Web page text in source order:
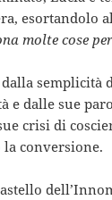
esortandolo
molte cose
semplicità
e dalle sue
crisi di
conversione.